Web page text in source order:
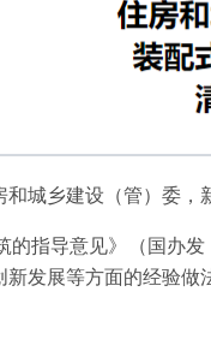
城乡建设（管）委，
指导意见》（国办
发展等方面的经验